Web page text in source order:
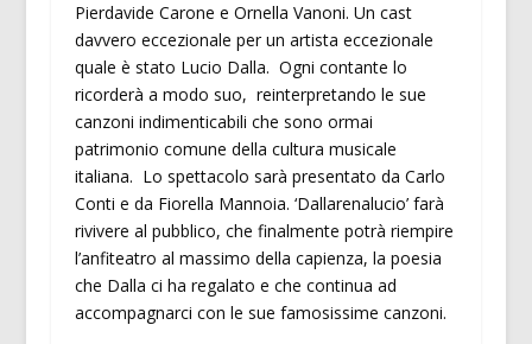
Pierdavide Carone e Ornella Vanoni. Un cast
davvero eccezionale per un artista eccezionale
quale è stato Lucio Dalla. Ogni contante lo
ricorderà a modo suo, reinterpretando le sue
canzoni indimenticabili che sono ormai
patrimonio comune della cultura musicale
italiana. Lo spettacolo sarà presentato da Carlo
Conti e da Fiorella Mannoia. ‘Dallarenalucio’ farà
rivivere al pubblico, che finalmente potrà riempire
l’anfiteatro al massimo della capienza, la poesia
che Dalla ci ha regalato e che continua ad
accompagnarci con le sue famosissime canzoni.